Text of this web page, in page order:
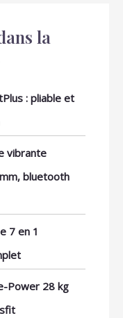
la
: pliable et
vibrante
bluetooth
7 en 1
Power 28 kg